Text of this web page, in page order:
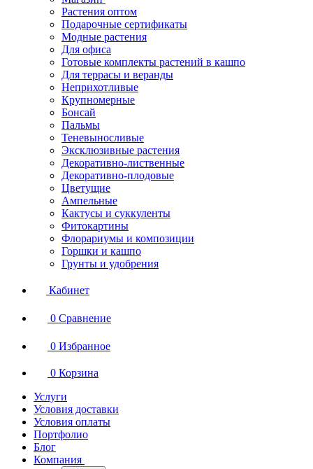
Растения оптом
Подарочные сертификаты
Модные растения
Для офиса
Готовые комплекты растений в кашпо
Для террасы и веранды
Неприхотливые
Крупномерные
Бонсай
Пальмы
Теневыносливые
Эксклюзивные растения
Декоративно-лиственные
Декоративно-плодовые
Цветущие
Ампельные
Кактусы и суккуленты
Фитокартины
Флорариумы и композиции
Горшки и кашпо
Грунты и удобрения
Кабинет
0 Сравнение
0 Избранное
0 Корзина
Услуги
Условия доставки
Условия оплаты
Портфолио
Блог
Компания